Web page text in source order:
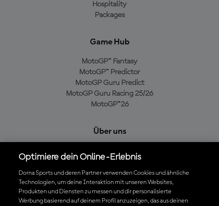
Hospitality
Packages
Game Hub
MotoGP™ Fantasy
MotoGP™ Predictor
MotoGP Guru Predict
MotoGP Guru Racing 25/26
MotoGP™26
Über uns
Cookie-Richtlinien
Geschäftsbedingungen
Datenschutzrichtlinien
Kaufrichtlinie
Optimiere dein Online-Erlebnis
Dorna Sports und deren Partner verwenden Cookies und ähnliche
Technologien, um deine Interaktion mit unseren Websites,
Produkten und Diensten zu messen und dir personalisierte
Werbung basierend auf deinem Profil anzuzeigen, das aus deinen